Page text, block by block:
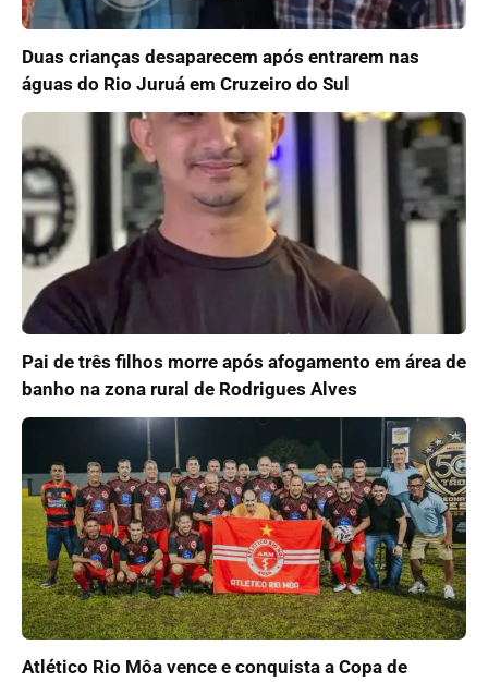
Duas crianças desaparecem após entrarem nas
águas do Rio Juruá em Cruzeiro do Sul
Pai de três filhos morre após afogamento em área de
banho na zona rural de Rodrigues Alves
Atlético Rio Môa vence e conquista a Copa de